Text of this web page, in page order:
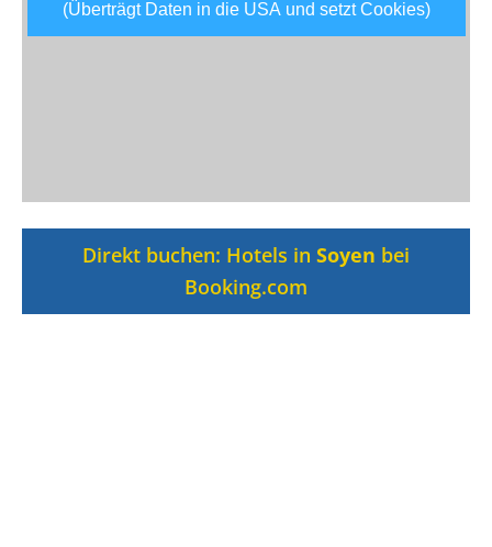
(Überträgt Daten in die USA und setzt Cookies)
Direkt buchen: Hotels in Soyen bei
Booking.com